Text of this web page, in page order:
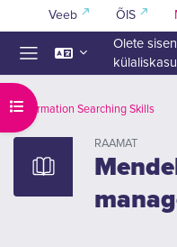
Jäta vahele peasisuni
Veeb ÕIS
Olete
Ava kursuse sisukord
Information Searching Skills
RAAMAT